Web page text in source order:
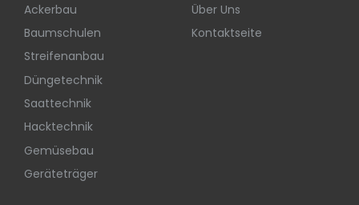
Ackerbau
Baumschulen
Streifenanbau
Düngetechnik
Saattechnik
Hacktechnik
Gemüsebau
Geräteträger
Über Uns
Kontaktseite